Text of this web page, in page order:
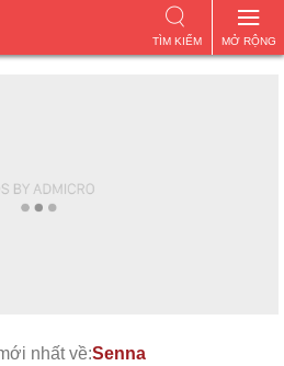
MỞ RỘNG
TÌM KIẾM
nhất về:Senna